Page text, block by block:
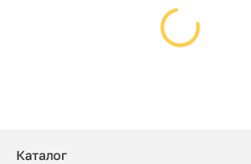
Каталог